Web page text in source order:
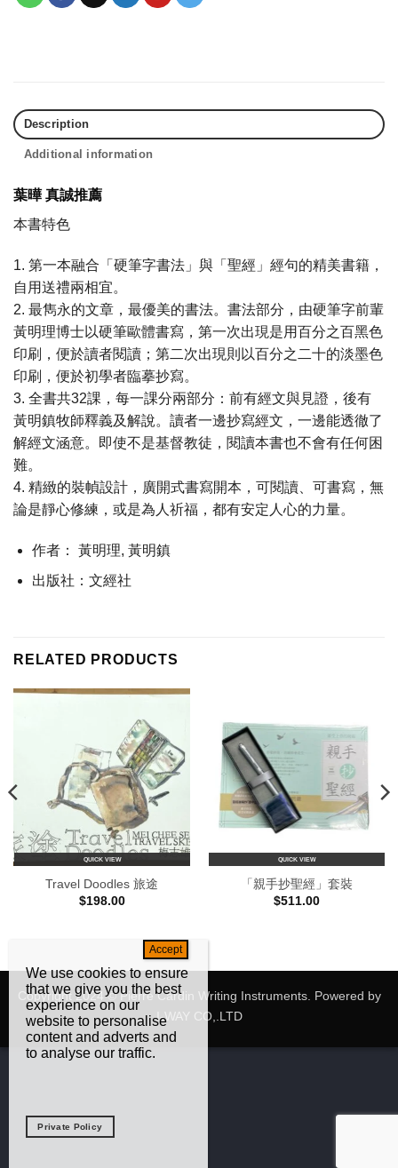
Description
Additional information
葉曄 真誠推薦
本書特色
1. 第一本融合「硬筆字書法」與「聖經」經句的精美書籍，
自用送禮兩相宜。
2. 最雋永的文章，最優美的書法。書法部分，由硬筆字前輩
黃明理博士以硬筆歐體書寫，第一次出現是用百分之百黑色
印刷，便於讀者閱讀；第二次出現則以百分之二十的淡墨色
印刷，便於初學者臨摹抄寫。
3. 全書共32課，每一課分兩部分：前有經文與見證，後有
黃明鎮牧師釋義及解說。讀者一邊抄寫經文，一邊能透徹了
解經文涵意。即使不是基督教徒，閱讀本書也不會有任何困
難。
4. 精緻的裝幀設計，廣開式書寫開本，可閱讀、可書寫，無
論是靜心修練，或是為人祈福，都有安定人心的力量。
作者： 黃明理, 黃明鎮
出版社：文經社
RELATED PRODUCTS
QUICK VIEW
Travel Doodles 旅途
$198.00
QUICK VIEW
「親手抄聖經」套裝
$511.00
Copyright 2024 © Pierre Cardin Writing Instruments. Powered by
I-WAY CO,.LTD
We use cookies to ensure
that we give you the best
experience on our
website to personalise
content and adverts and
to analyse our traffic.
Private Policy